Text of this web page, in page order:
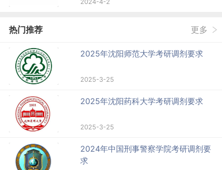
2024-4-2
热门推荐 更多
2025年沈阳师范大学考研调剂要求
2025-3-25
2025年沈阳药科大学考研调剂要求
2025-3-25
2024年中国刑事警察学院考研调剂要
求